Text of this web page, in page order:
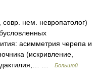
нем. невропатолог)
асимметрия черепа и
(искривление,
…
Большой